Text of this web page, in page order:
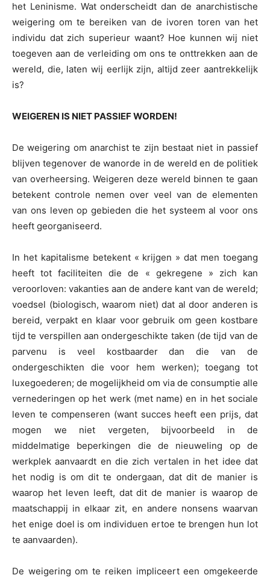
het Leninisme. Wat onderscheidt dan de anarchistische
weigering om te bereiken van de ivoren toren van het
individu dat zich superieur waant? Hoe kunnen wij niet
toegeven aan de verleiding om ons te onttrekken aan de
wereld, die, laten wij eerlijk zijn, altijd zeer aantrekkelijk
is?
WEIGEREN IS NIET PASSIEF WORDEN!
De weigering om anarchist te zijn bestaat niet in passief
blijven tegenover de wanorde in de wereld en de politiek
van overheersing. Weigeren deze wereld binnen te gaan
betekent controle nemen over veel van de elementen
van ons leven op gebieden die het systeem al voor ons
heeft georganiseerd.
In het kapitalisme betekent « krijgen » dat men toegang
heeft tot faciliteiten die de « gekregene » zich kan
veroorloven: vakanties aan de andere kant van de wereld;
voedsel (biologisch, waarom niet) dat al door anderen is
bereid, verpakt en klaar voor gebruik om geen kostbare
tijd te verspillen aan ondergeschikte taken (de tijd van de
parvenu is veel kostbaarder dan die van de
ondergeschikten die voor hem werken); toegang tot
luxegoederen; de mogelijkheid om via de consumptie alle
vernederingen op het werk (met name) en in het sociale
leven te compenseren (want succes heeft een prijs, dat
mogen we niet vergeten, bijvoorbeeld in de
middelmatige beperkingen die de nieuweling op de
werkplek aanvaardt en die zich vertalen in het idee dat
het nodig is om dit te ondergaan, dat dit de manier is
waarop het leven leeft, dat dit de manier is waarop de
maatschappij in elkaar zit, en andere nonsens waarvan
het enige doel is om individuen ertoe te brengen hun lot
te aanvaarden).
De weigering om te reiken impliceert een omgekeerde